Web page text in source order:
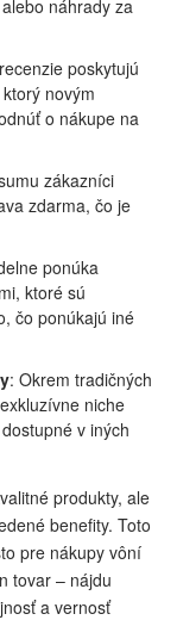
náhrady za
poskytujú
novým
o nákupe na
zákazníci
zdarma, čo je
ponúka
ktoré sú
čo ponúkajú iné
: Okrem tradičných
niche
v iných
produkty, ale
benefity. Toto
pre nákupy vôní
tovar – nájdu
a vernosť